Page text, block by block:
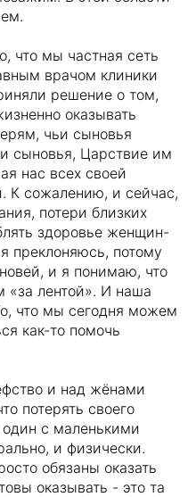
что мы частная сеть
врачом клиники
решение о том,
оказывать
чьи сыновья
сыновья, Царствие им
нас всех своей
К сожалению, и сейчас,
потери близких
здоровье женщин-
преклоняюсь, потому
и я понимаю, что
«за лентой». И наша
что мы сегодня можем
как-то помочь
и над жёнами
потерять своего
один с маленькими
и физически.
обязаны оказать
оказывать - это та